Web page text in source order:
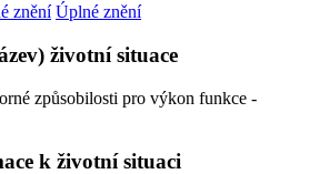
znění Úplné znění
životní situace
způsobilosti pro výkon funkce -
k životní situaci